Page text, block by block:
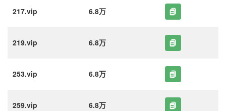
217.vip 6.8万
219.vip 6.8万
253.vip 6.8万
259.vip 6.8万